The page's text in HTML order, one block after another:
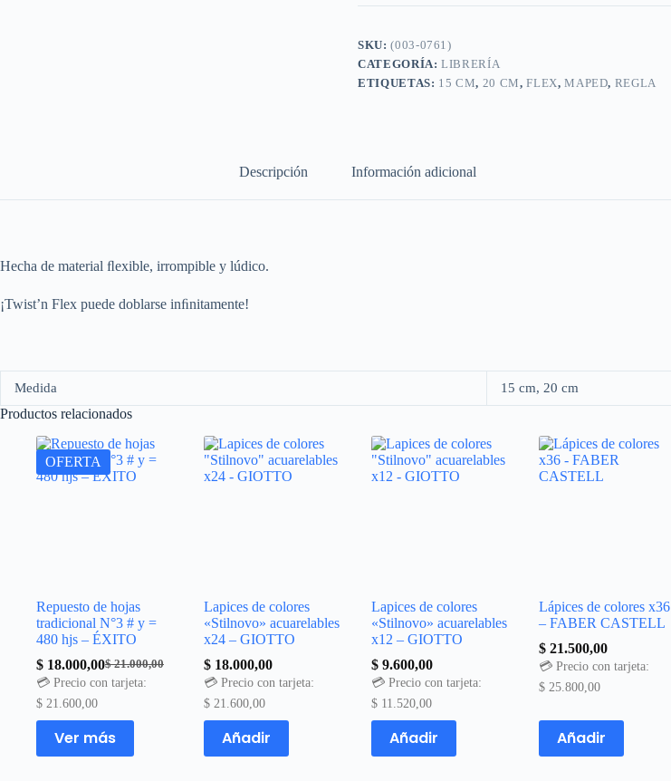
cantidad
SKU:(003-0761)
CATEGORÍA:LIBRERÍA
ETIQUETAS: 15 CM, 20 CM,FLEX,MAPED, REGLA
Descripción Información adicional
Hecha de material ﬂexible, irrompible y lúdico.
¡Twist’n Flex puede doblarse inﬁnitamente!
Medida 15 cm, 20 cm
Productos relacionados
OFERTA
Repuesto de hojas
tradicional N°3 # y =
480 hjs – ÉXITO
$21.000,00
El
precio
era:
$ 21.000,00.
$ 18.000,00El
precio
es:
$ 18.000,00.
💳 Precio con tarjeta:
$ 21.600,00
Ver más
Este
producto
tiene
Lapices de colores
«Stilnovo» acuarelables
x24 – GIOTTO
$ 18.000,00
💳 Precio con tarjeta:
$ 21.600,00
Añadir
Lapices de colores
«Stilnovo» acuarelables
x12 – GIOTTO
$ 9.600,00
💳 Precio con tarjeta:
$ 11.520,00
Añadir
Lápices de colores x36
– FABER CASTELL
$ 21.500,00
💳 Precio con tarjeta:
$ 25.800,00
Añadir